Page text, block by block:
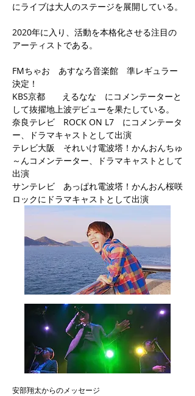
にライブは大人のステージを展開している。
2020年に入り、活動を本格化させる注目の
アーティストである。
FMちゃお あすなろ音楽館 準レギュラー
決定！
KBS京都 えるなな にコメンテーターと
して抜擢地上波デビューを果たしている。
奈良テレビ ROCK ON L7 にコメンテータ
ー、ドラマキャストとして出演
テレビ大阪 それいけ電波塔！かんおんちゅ
～んコメンテーター、ドラマキャストとして
出演
サンテレビ あっぱれ電波塔！かんおん桜咲
ロックにドラマキャストとして出演
安部翔太からのメッセージ